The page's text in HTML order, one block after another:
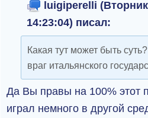
luigiperelli
14:23:04) писал:
Какая тут может быть
враг итальянского
Да Вы правы на 100% этот
играл немного в другой